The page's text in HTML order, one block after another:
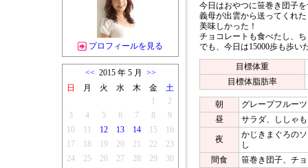
プロフィールを見る
<<2015 年 5 月 >>
日
月 火 水 木 金
土
1
2
3
4 5 6 7 8
9
10
11 12 13 14 15
16
17
18 19 20 21 22
23
24
25 26 27 28 29
30
今日はおやつに笹巻き団子
義母が出雲から送ってくれ
美味しかった！
チョコレートも食べたし、
でも、今日は15000歩も歩い
目標体重
目標体脂肪率
朝
グレープフルー
昼
サラダ、ししゃ
夜
かじきまぐろの
し
間食
笹巻き団子、チ